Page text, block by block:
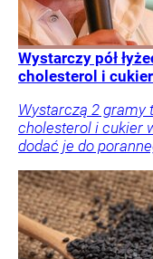
Wystarczy pół
cholesterol i
Wystarczą 2 gramy
cholesterol i cukier
dodać je do